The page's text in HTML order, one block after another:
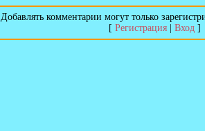
Добавлять комментарии могут только
[ Регистрация| Вход]